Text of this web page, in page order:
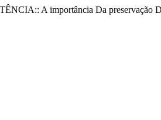
A importância Da preservação